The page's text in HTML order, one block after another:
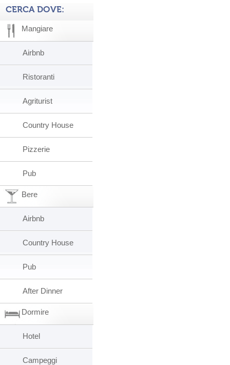
CERCA DOVE:
Mangiare
Airbnb
Ristoranti
Agriturist
Country House
Pizzerie
Pub
Bere
Airbnb
Country House
Pub
After Dinner
Dormire
Hotel
Campeggi